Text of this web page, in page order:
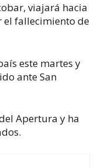
viajará hacia
el fallecimiento de
este martes y
ante San
Apertura y ha